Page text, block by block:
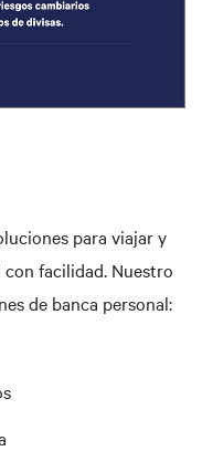
para viajar y
facilidad. Nuestro
de banca personal: